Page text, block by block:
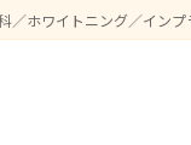
／ホワイトニング／イン